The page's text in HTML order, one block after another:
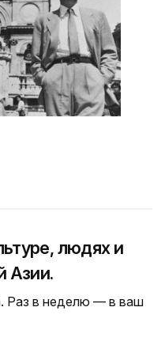
людях и
Азии.
Раз в неделю — в ваш